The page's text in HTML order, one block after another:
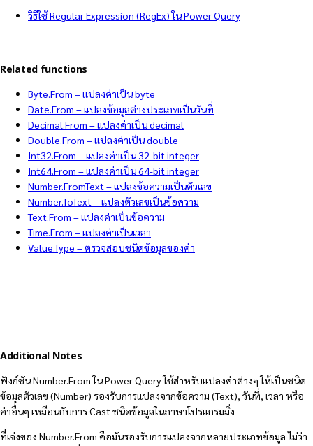
วิธีใช้ Regular Expression (RegEx) ใน Power Query
Related functions
Byte.From – แปลงค่าเป็น byte
Date.From – แปลงข้อมูลต่างประเภทเป็นวันที่
Decimal.From – แปลงค่าเป็น decimal
Double.From – แปลงค่าเป็น double
Int32.From – แปลงค่าเป็น 32-bit integer
Int64.From – แปลงค่าเป็น 64-bit integer
Number.FromText – แปลงข้อความเป็นตัวเลข
Number.ToText – แปลงตัวเลขเป็นข้อความ
Text.From – แปลงค่าเป็นข้อความ
Time.From – แปลงค่าเป็นเวลา
Value.Type – ตรวจสอบชนิดข้อมูลของค่า
Additional Notes
ฟังก์ชัน Number.From ใน Power Query ใช้สำหรับแปลงค่าต่างๆ ให้เป็นชนิด
ข้อมูลตัวเลข (Number) รองรับการแปลงจากข้อความ (Text), วันที่, เวลา หรือ
ค่าอื่นๆ เหมือนกับการ Cast ชนิดข้อมูลในภาษาโปรแกรมมิ่ง
ที่เจ๋งของ Number.From คือมันรองรับการแปลงจากหลายประเภทข้อมูล ไม่ว่า